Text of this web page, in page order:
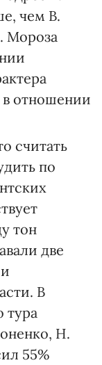
чем В.
Мороза
в отношении
считать
по
тон
две
В
тура
Н.
55%